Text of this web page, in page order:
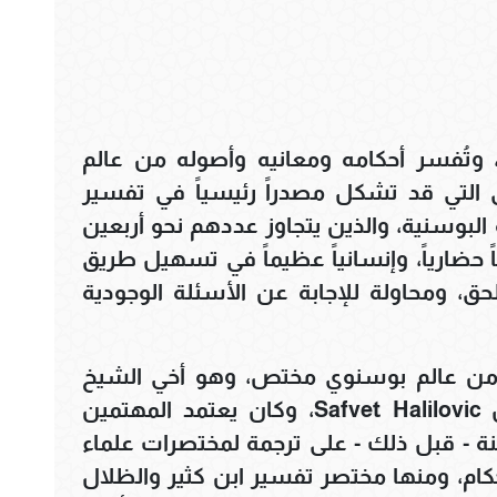
وتُفسر أحكامه ومعانيه وأصوله من عالم
التي قد تشكل مصدراً رئيسياً في تفسير
والذين يتجاوز عددهم نحو أربعين
حضارياً، وإنسانياً عظيماً في تسهيل طريق
ومحاولة للإجابة عن الأسئلة الوجودية
من عالم بوسنوي مختص، وهو أخي الشيخ
الدكتور صفوت مصطفى خليلوفيتش Safvet Halilovic، وكان يعتمد المهتمين
- قبل ذلك - على ترجمة لمختصرات علماء
ومنها مختصر تفسير ابن كثير والظلال